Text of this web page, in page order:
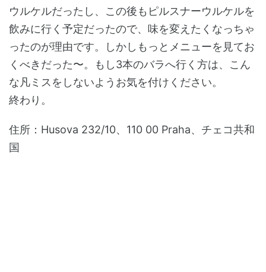
ウルケルだったし、この後もピルスナーウルケルを
飲みに行く予定だったので、味を変えたくなっちゃ
ったのが理由です。しかしもっとメニューを見てお
くべきだった〜。もし3本のバラへ行く方は、こん
な凡ミスをしないようお気を付けください。
終わり。
住所：Husova 232/10、110 00 Praha、チェコ共和
国